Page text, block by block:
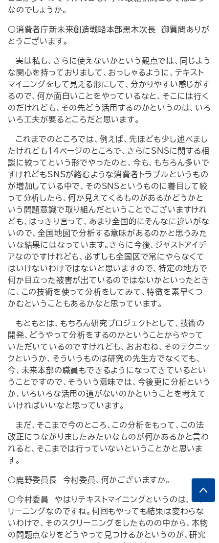
なのでしょうか。
○消費者庁新未来創造戦略本部黒木次長 御質問ありが
とうございます。
実は私も、さらに使えないかという観点では、同じよう
な関心を持っておりまして、おっしゃるように、テキスト
マイニングをして見える形にして、分かりやすい感じがす
るので、何か面白いことをやっているなと、そこには行く
のだけれども、その先どう活用するのかというのは、いろ
いろ工夫が要るところだと思います。
これまでのところでは、例えば、先ほども少し述べまし
たけれども14ページのところで、さらにSNSに関する相
談に絞ってという形でやったのと、今も、もちろん多いで
すけれどもSNSが絡むような消費者トラブルというもの
が増加している中で、そのSNSというものに着目して絞
って分析したら、何か見えてくるものがあるかどうかと
いう問題意識で取り組んだということでございますけれ
ども、はっきり言って、あまり全国的にそんなに違いがな
いので、全国地図で分析する意味があるのかと思うみた
いな結果にはなっています。さらに今後、ジャストアイデ
アなのですけれども、必ずしも全国区で常にやらなくて
はいけないわけではないと思いますので、特定の地方で
何か目立った被害が出ているのではないかといったとき
に、この技術を使って分析をしてみて、特徴を素早くつ
かむということもあるかなと思っています。
もともとは、もちろん研究プロジェクトとして、技術の
開発、どうやって分析をするのかということからやって
いただいているのですけれども、おおむね、そのテクニッ
クというか、そういうものは研究の先生方でなくても、
今、未来本部の職員もできるようになってきているとい
うことですので、そういう意味では、今後更に分析という
か、いろいろな活用の道がないのかということを考えて
いければいいなと思っています。
まだ、そこまで今のところ、この分析をもって、この法
改正につながりましたみたいなものが何かあるかと言わ
れると、そこまでは行っていないということかと思いま
す。
○鹿野委員長 今村委員、何かございますか。
○今村委員 やはりテキストマイニングというのは、スク
リーニングなのですね。何回もやっても結果は変わらな
いわけで、そのスクリーニングをしたものの中から、本物
の問題点なりをどうやって見つけるかというのが、研究